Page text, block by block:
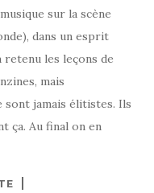
sur la scène
dans un esprit
les leçons de
mais
jamais élitistes. Ils
ça. Au final on en